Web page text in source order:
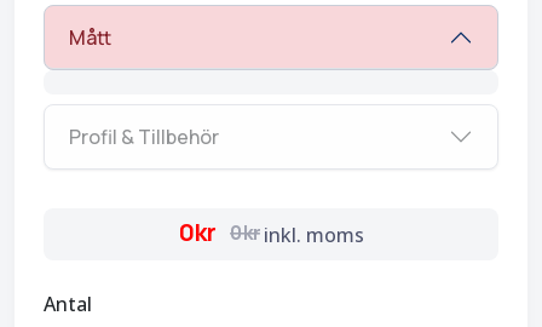
Mått
Profil & Tillbehör
0kr 0kr inkl. moms
Antal